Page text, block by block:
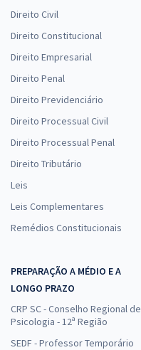
Direito Civil
Direito Constitucional
Direito Empresarial
Direito Penal
Direito Previdenciário
Direito Processual Civil
Direito Processual Penal
Direito Tributário
Leis
Leis Complementares
Remédios Constitucionais
PREPARAÇÃO A MÉDIO E A
LONGO PRAZO
CRP SC - Conselho Regional de
Psicologia - 12ª Região
SEDF - Professor Temporário